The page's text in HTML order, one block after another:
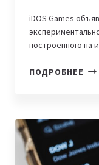
iDOS Games
построенного на
ПОДРОБНЕЕ IDOS
MINI